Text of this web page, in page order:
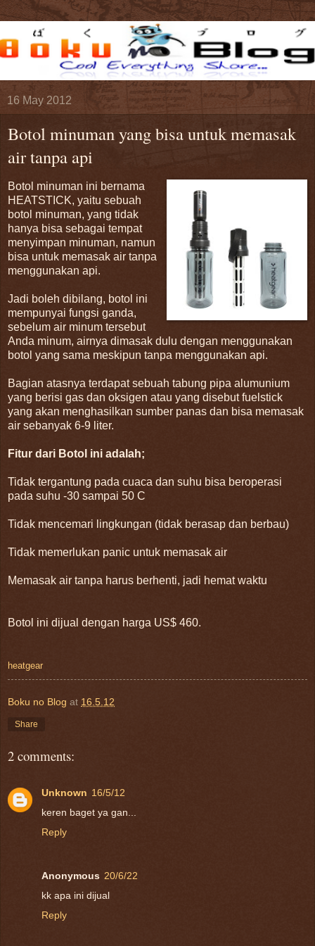
16 May 2012
Botol minuman yang bisa untuk memasak
air tanpa api
Botol minuman ini bernama
HEATSTICK, yaitu sebuah
botol minuman, yang tidak
hanya bisa sebagai tempat
menyimpan minuman, namun
bisa untuk memasak air tanpa
menggunakan api.
Jadi boleh dibilang, botol ini
mempunyai fungsi ganda,
sebelum air minum tersebut
Anda minum, airnya dimasak dulu dengan menggunakan
botol yang sama meskipun tanpa menggunakan api.
Bagian atasnya terdapat sebuah tabung pipa alumunium
yang berisi gas dan oksigen atau yang disebut fuelstick
yang akan menghasilkan sumber panas dan bisa memasak
air sebanyak 6-9 liter.
Fitur dari Botol ini adalah;
Tidak tergantung pada cuaca dan suhu bisa beroperasi
pada suhu -30 sampai 50 C
Tidak mencemari lingkungan (tidak berasap dan berbau)
Tidak memerlukan panic untuk memasak air
Memasak air tanpa harus berhenti, jadi hemat waktu
Botol ini dijual dengan harga US$ 460.
heatgear
Boku no Blog at 16.5.12
Share
2 comments:
Unknown 16/5/12
keren baget ya gan...
Reply
Anonymous 20/6/22
kk apa ini dijual
Reply